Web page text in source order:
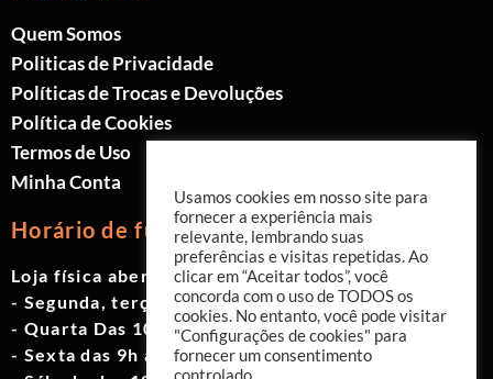
Quem Somos
Politicas de Privacidade
Políticas de Trocas e Devoluções
Política de Cookies
Termos de Uso
Minha Conta
Horário de funcionamento
Loja física aberta de Segunda à Sábado.
- Segunda, terça e quinta das 9h às 19h
- Quarta Das 10h às 18h
- Sexta das 9h às 18h
Usamos cookies em nosso site para
fornecer a experiência mais
relevante, lembrando suas
preferências e visitas repetidas. Ao
clicar em “Aceitar todos”, você
concorda com o uso de TODOS os
cookies. No entanto, você pode visitar
"Configurações de cookies" para
fornecer um consentimento
controlado.